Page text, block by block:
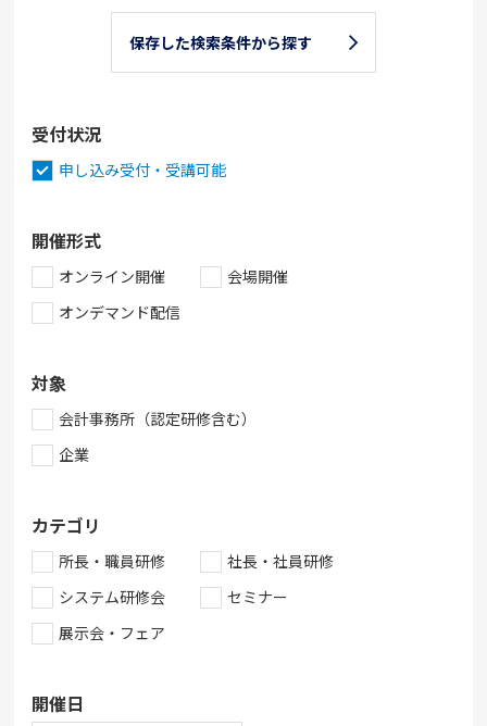
保存した検索条件から探す
受付状況
申し込み受付・受講可能
開催形式
オンライン開催
会場開催
オンデマンド配信
対象
会計事務所（認定研修含む）
企業
カテゴリ
所長・職員研修
社長・社員研修
システム研修会
セミナー
展示会・フェア
開催日